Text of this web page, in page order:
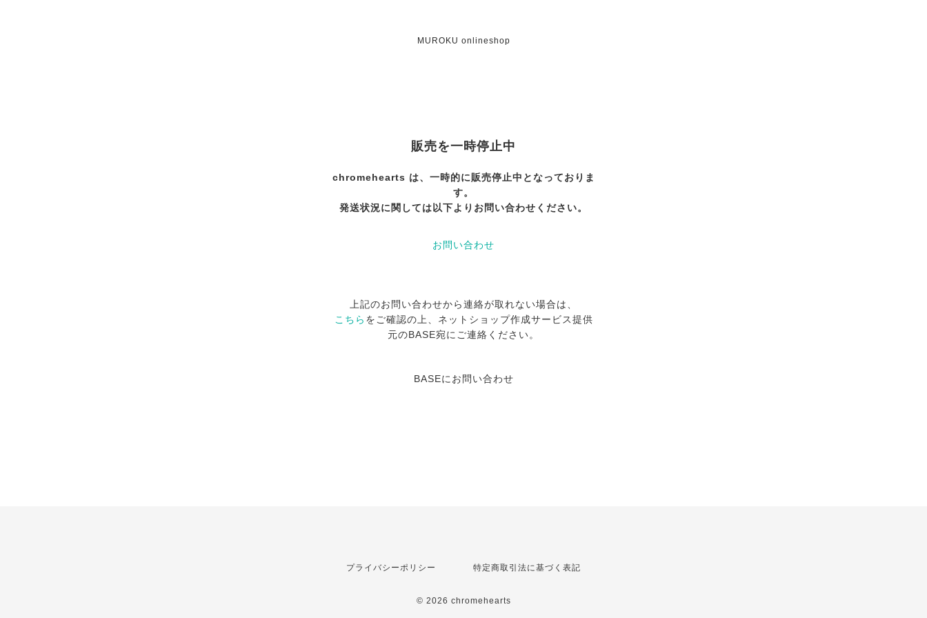
MUROKU onlineshop
販売を一時停止中
chromehearts は、一時的に販売停止中となっておりま
す。
発送状況に関しては以下よりお問い合わせください。
お問い合わせ
上記のお問い合わせから連絡が取れない場合は、
こちら をご確認の上、ネットショップ作成サービス提供
元のBASE宛にご連絡ください。
BASEにお問い合わせ
プライバシーポリシー 特定商取引法に基づく表記
© 2026 chromehearts